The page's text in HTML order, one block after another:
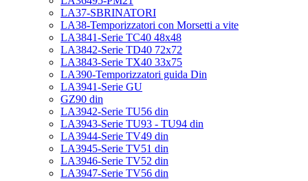
LA37-SBRINATORI
LA38-Temporizzatori con Morsetti a vite
LA3841-Serie TC40 48x48
LA3842-Serie TD40 72x72
LA3843-Serie TX40 33x75
LA390-Temporizzatori guida Din
LA3941-Serie GU
GZ90 din
LA3942-Serie TU56 din
LA3943-Serie TU93 - TU94 din
LA3944-Serie TV49 din
LA3945-Serie TV51 din
LA3946-Serie TV52 din
LA3947-Serie TV56 din